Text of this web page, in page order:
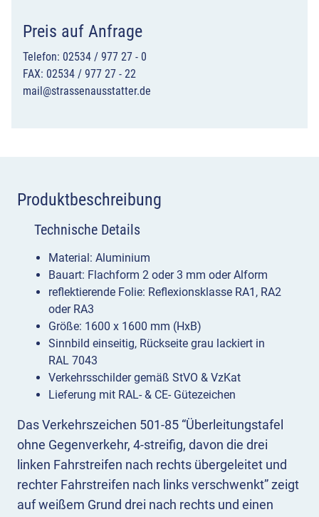
Preis auf Anfrage
Telefon: 02534 / 977 27 - 0
FAX: 02534 / 977 27 - 22
mail@strassenausstatter.de
Produktbeschreibung
Das Verkehrszeichen 501-85 “Überleitungstafel
ohne Gegenverkehr, 4-streifig, davon die drei
linken Fahrstreifen nach rechts übergeleitet und
rechter Fahrstreifen nach links verschwenkt” zeigt
auf weißem Grund drei nach rechts und einen
Technische Details
Material: Aluminium
Bauart: Flachform 2 oder 3 mm oder Alform
reflektierende Folie: Reflexionsklasse RA1, RA2
oder RA3
Größe: 1600 x 1600 mm (HxB)
Sinnbild einseitig, Rückseite grau lackiert in
RAL 7043
Verkehrsschilder gemäß StVO & VzKat
Lieferung mit RAL- & CE- Gütezeichen